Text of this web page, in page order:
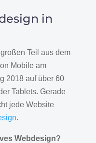
in
Teil aus dem
Mobile am
2018 auf über 60
Tablets. Gerade
jede Website
.
Webdesign?